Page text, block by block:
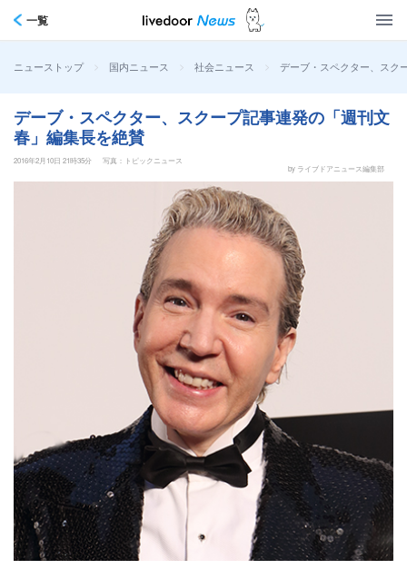
一覧
ニューストップ > 国内ニュース > 社会ニュース > デーブ・スペクター、スク
デーブ・スペクター、スクープ記事連発の「週刊文
春」編集長を絶賛
2016年2月10日 21時35分
写真：トピックニュース
by ライブドアニュース編集部